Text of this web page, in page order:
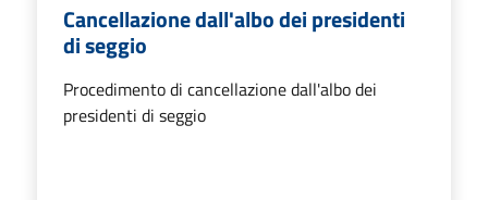
Cancellazione dall'albo dei presidenti
di seggio
Procedimento di cancellazione dall'albo dei
presidenti di seggio